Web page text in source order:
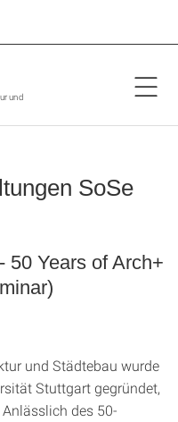
und
SoSe
50 Years of Arch+
und Städtebau wurde
Stuttgart gegründet,
des 50-